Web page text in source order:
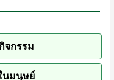
จกรรม
นมนุษย์